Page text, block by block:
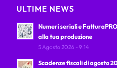
ULTIME NEWS
Numeri seriali e
alla tua produzione
5 Agosto 2026 - 9:14
Scadenze fiscali di agosto